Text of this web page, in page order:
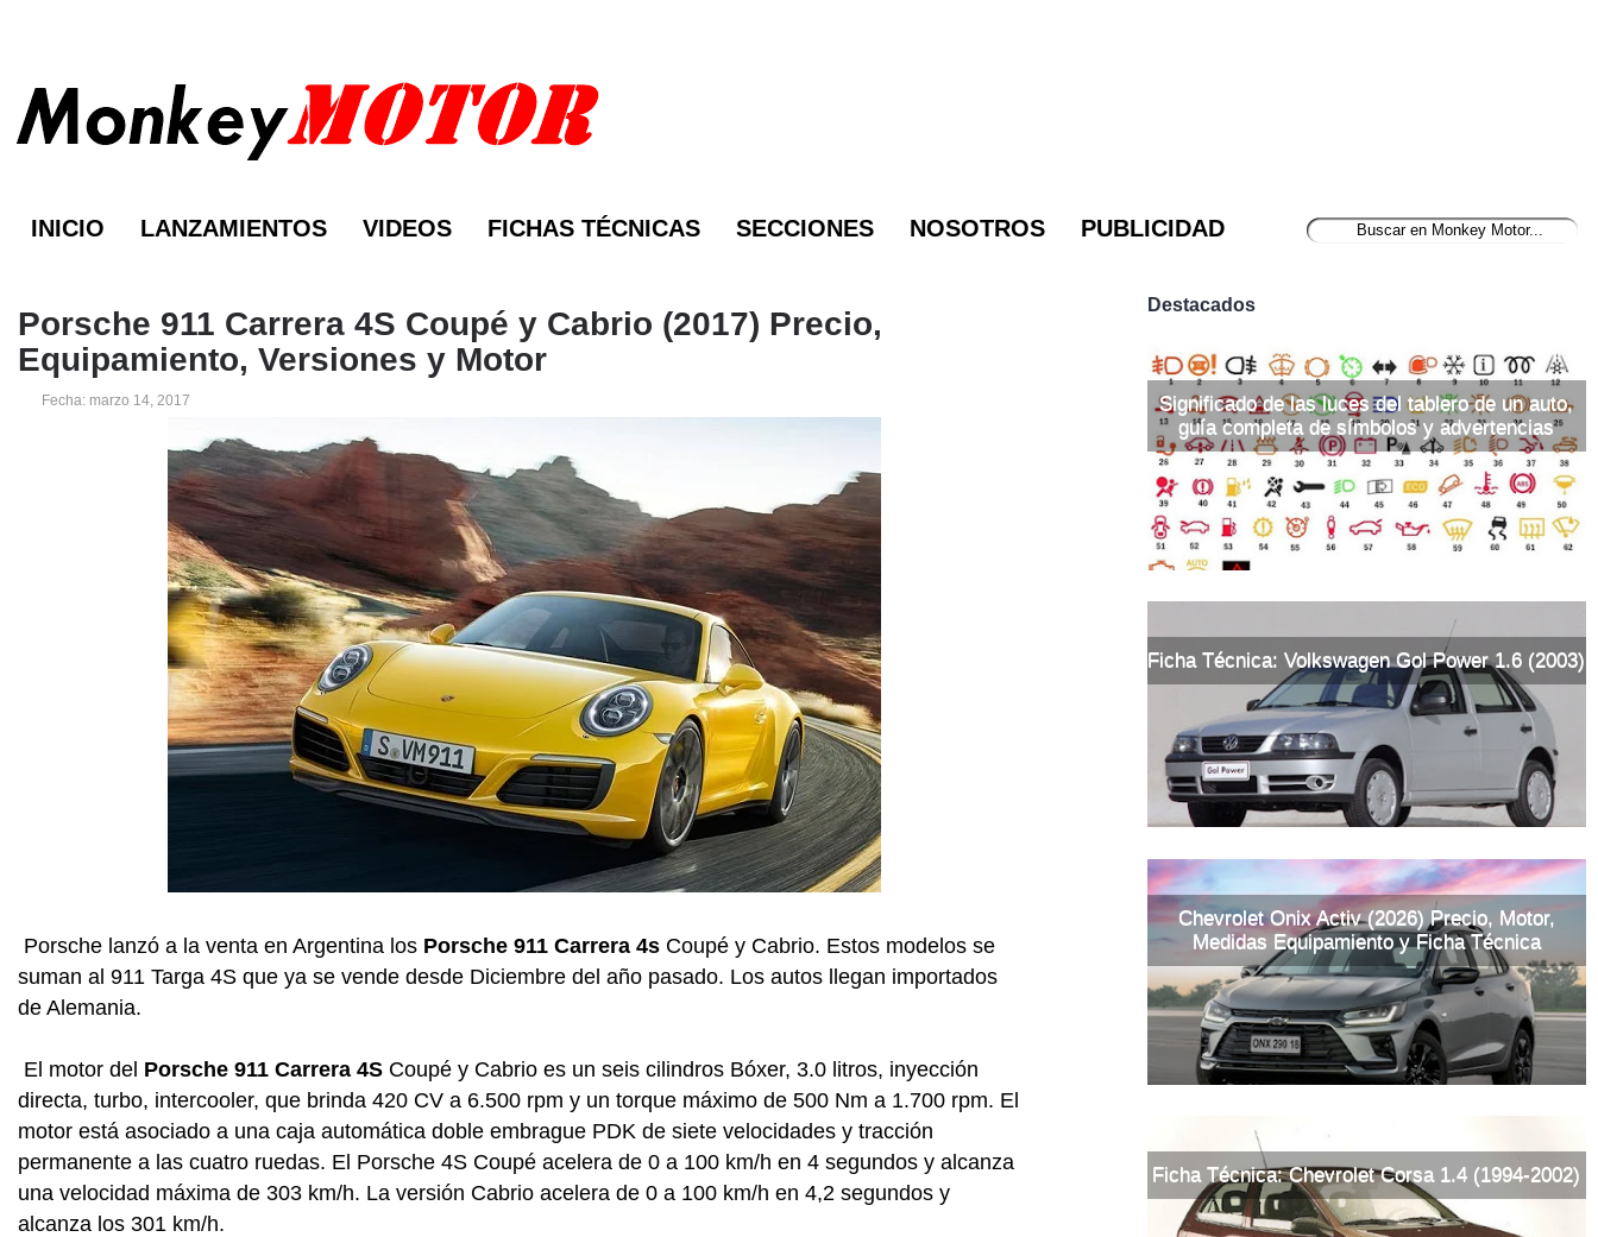
INICIO LANZAMIENTOS VIDEOS FICHAS TÉCNICAS SECCIONES NOSOTROS PUBLICIDAD
Porsche 911 Carrera 4S Coupé y Cabrio (2017) Precio,
Equipamiento, Versiones y Motor
Fecha: marzo 14, 2017
Porsche lanzó a la venta en Argentina los Porsche 911 Carrera 4s Coupé y Cabrio. Estos modelos se
suman al 911 Targa 4S que ya se vende desde Diciembre del año pasado. Los autos llegan importados
de Alemania.
El motor del Porsche 911 Carrera 4S Coupé y Cabrio es un seis cilindros Bóxer, 3.0 litros, inyección
directa, turbo, intercooler, que brinda 420 CV a 6.500 rpm y un torque máximo de 500 Nm a 1.700 rpm. El
motor está asociado a una caja automática doble embrague PDK de siete velocidades y tracción
permanente a las cuatro ruedas. El Porsche 4S Coupé acelera de 0 a 100 km/h en 4 segundos y alcanza
una velocidad máxima de 303 km/h. La versión Cabrio acelera de 0 a 100 km/h en 4,2 segundos y
alcanza los 301 km/h.
Destacados
Significado de las luces del tablero de un auto,
guía completa de símbolos y advertencias
Ficha Técnica: Volkswagen Gol Power 1.6 (2003)
Chevrolet Onix Activ (2026) Precio, Motor,
Medidas Equipamiento y Ficha Técnica
Ficha Técnica: Chevrolet Corsa 1.4 (1994-2002)